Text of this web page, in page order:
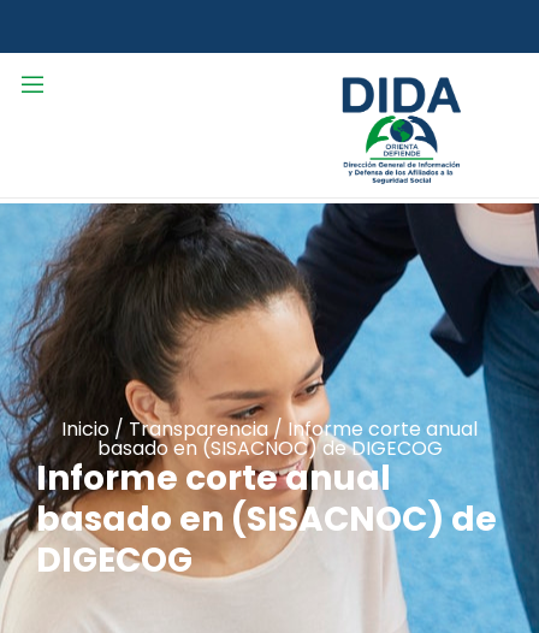
Inicio / Transparencia/ Informe corte anual
basado en (SISACNOC) de DIGECOG
Informe corte anual
basado en (SISACNOC) de
DIGECOG